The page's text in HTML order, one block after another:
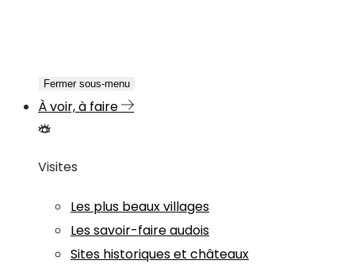
Fermer sous-menu
À voir, à faire
Visites
Les plus beaux villages
Les savoir-faire audois
Sites historiques et châteaux